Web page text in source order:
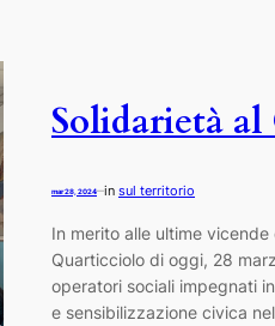
Solidarietà
mar 28, 2024—in sul territorio
In merito alle ultime
Quarticciolo di oggi, 28
operatori sociali impegnati
e sensibilizzazione civica